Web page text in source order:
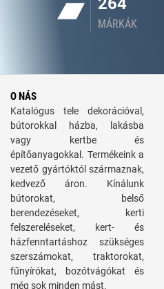
MÁRKÁK
O NÁS
Katalógus tele dekorációval,
bútorokkal házba, lakásba
vagy kertbe és
építőanyagokkal. Termékeink a
vezető gyártóktól származnak,
kedvező áron. Kínálunk
bútorokat, belső
berendezéseket, kerti
felszereléseket, kert- és
házfenntartáshoz szükséges
szerszámokat, traktorokat,
fűnyírókat, bozótvágókat és
még sok minden mást.